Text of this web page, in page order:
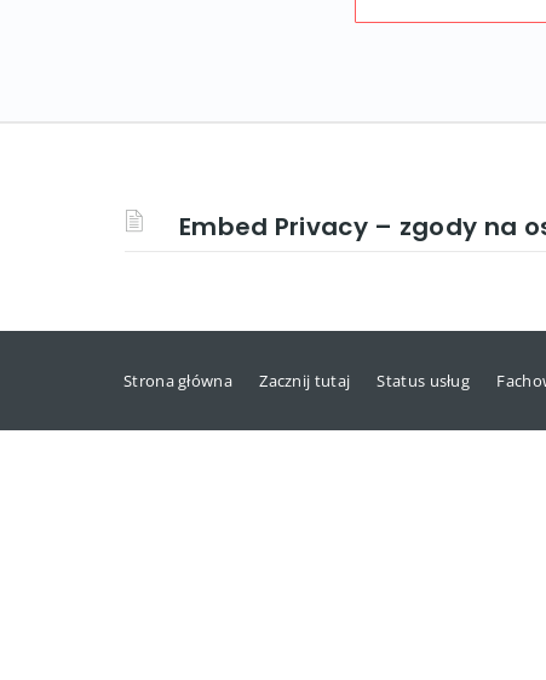
Embed Privacy – zgody na
Strona główna Zacznij tutaj Status usług